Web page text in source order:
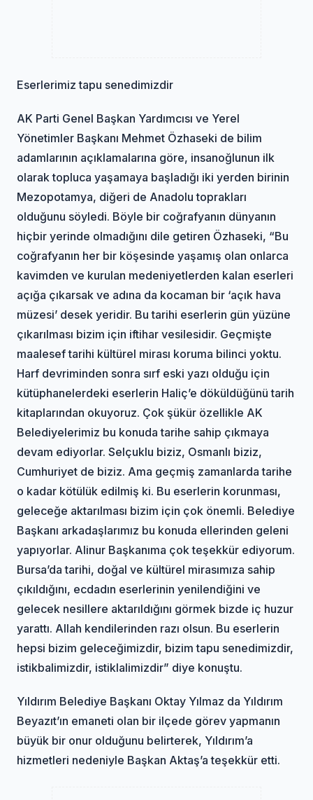
Eserlerimiz tapu senedimizdir
AK Parti Genel Başkan Yardımcısı ve Yerel
Yönetimler Başkanı Mehmet Özhaseki de bilim
adamlarının açıklamalarına göre, insanoğlunun ilk
olarak topluca yaşamaya başladığı iki yerden birinin
Mezopotamya, diğeri de Anadolu toprakları
olduğunu söyledi. Böyle bir coğrafyanın dünyanın
hiçbir yerinde olmadığını dile getiren Özhaseki, “Bu
coğrafyanın her bir köşesinde yaşamış olan onlarca
kavimden ve kurulan medeniyetlerden kalan eserleri
açığa çıkarsak ve adına da kocaman bir ‘açık hava
müzesi’ desek yeridir. Bu tarihi eserlerin gün yüzüne
çıkarılması bizim için iftihar vesilesidir. Geçmişte
maalesef tarihi kültürel mirası koruma bilinci yoktu.
Harf devriminden sonra sırf eski yazı olduğu için
kütüphanelerdeki eserlerin Haliç’e döküldüğünü tarih
kitaplarından okuyoruz. Çok şükür özellikle AK
Belediyelerimiz bu konuda tarihe sahip çıkmaya
devam ediyorlar. Selçuklu biziz, Osmanlı biziz,
Cumhuriyet de biziz. Ama geçmiş zamanlarda tarihe
o kadar kötülük edilmiş ki. Bu eserlerin korunması,
geleceğe aktarılması bizim için çok önemli. Belediye
Başkanı arkadaşlarımız bu konuda ellerinden geleni
yapıyorlar. Alinur Başkanıma çok teşekkür ediyorum.
Bursa’da tarihi, doğal ve kültürel mirasımıza sahip
çıkıldığını, ecdadın eserlerinin yenilendiğini ve
gelecek nesillere aktarıldığını görmek bizde iç huzur
yarattı. Allah kendilerinden razı olsun. Bu eserlerin
hepsi bizim geleceğimizdir, bizim tapu senedimizdir,
istikbalimizdir, istiklalimizdir” diye konuştu.
Yıldırım Belediye Başkanı Oktay Yılmaz da Yıldırım
Beyazıt’ın emaneti olan bir ilçede görev yapmanın
büyük bir onur olduğunu belirterek, Yıldırım’a
hizmetleri nedeniyle Başkan Aktaş’a teşekkür etti.